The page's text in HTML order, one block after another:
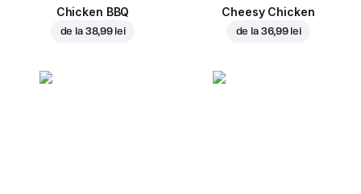
Chicken BBQ
de la 38,99 lei
Cheesy Chicken
de la 36,99 lei